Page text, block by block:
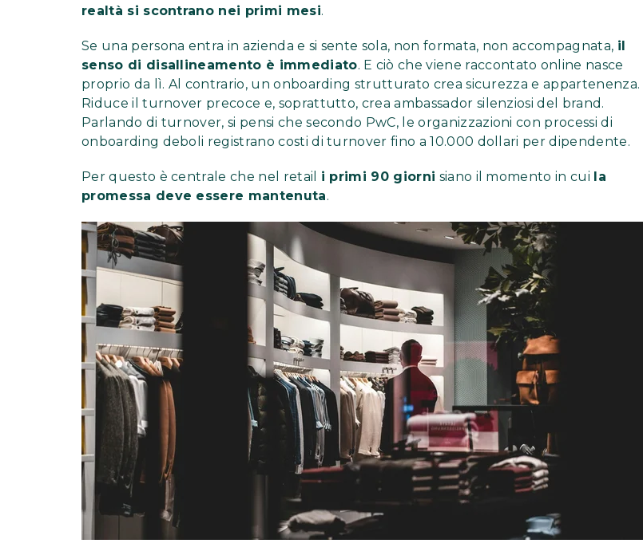
realtà si scontrano nei primi mesi.
Se una persona entra in azienda e si sente sola, non formata, non accompagnata, il
senso di disallineamento è immediato. E ciò che viene raccontato online nasce
proprio da lì. Al contrario, un onboarding strutturato crea sicurezza e appartenenza.
Riduce il turnover precoce e, soprattutto, crea ambassador silenziosi del brand.
Parlando di turnover, si pensi che secondo PwC, le organizzazioni con processi di
onboarding deboli registrano costi di turnover fino a 10.000 dollari per dipendente.
Per questo è centrale che nel retail i primi 90 giorni siano il momento in cui la
promessa deve essere mantenuta.